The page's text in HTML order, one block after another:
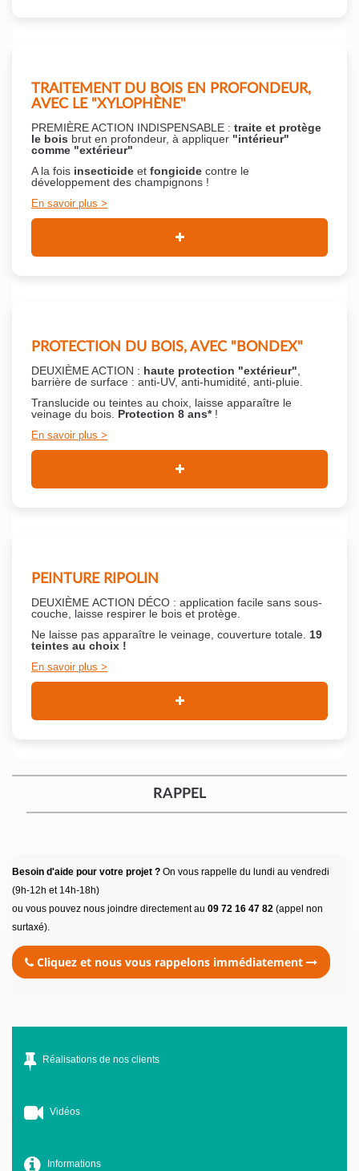
TRAITEMENT DU BOIS EN PROFONDEUR,
AVEC LE "XYLOPHÈNE"
PREMIÈRE ACTION INDISPENSABLE : traite et protège
le bois brut en profondeur, à appliquer "intérieur"
comme "extérieur"
A la fois insecticide et fongicide contre le
développement des champignons !
En savoir plus
PROTECTION DU BOIS, AVEC "BONDEX"
DEUXIÈME ACTION : haute protection "extérieur"
barrière de surface : anti-UV, anti-humidité, anti-pluie.
Translucide ou teintes au choix, laisse apparaître le
veinage du bois. Protection 8 ans*!
En savoir plus
PEINTURE RIPOLIN
DEUXIÈME ACTION DÉCO : application facile sans sous-
couche, laisse respirer le bois et protège.
Ne laisse pas apparaître le veinage, couverture totale. 19
teintes au choix !
En savoir plus
RAPPEL
Besoin d'aide pour votre projet ? On vous rappelle du lundi au vendredi
(9h-12h et 14h-18h)
ou vous pouvez nous joindre directement au 09 72 16 47 82 (appel non
surtaxé).
Cliquez et nous vous rappelons immédiatement
Réalisations de nos clients
Vidéos
Informations